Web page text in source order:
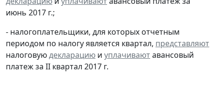
июнь 2017 г.;
- налогоплательщики, для которых отчетным
периодом по налогу является квартал, представляют
налоговуюдекларацию и уплачиваютавансовый
платеж за II квартал 2017 г.